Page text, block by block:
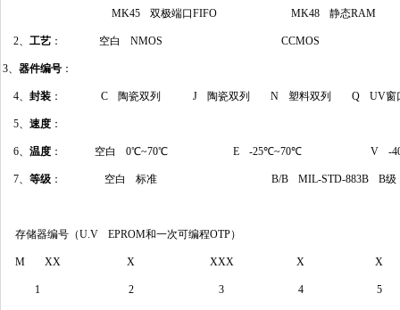
MK45 双极端口FIFO MK48 静态RAM
2、 工艺 ： 空白 NMOS CCMOS
3、 器件编号 ：
4、 封装 ： C 陶瓷双列 J 陶瓷双列 N 塑料双列 Q UV窗
5、 速度 ：
6、 温度 ： 空白 0℃~70℃ E -25℃~70℃ V -
7、 等级 ： 空白 标准 B/B MIL-STD-883B B级
存储器编号（U.V EPROM和一次可编程OTP）
M XX X XXX X X
1 2 3 4 5